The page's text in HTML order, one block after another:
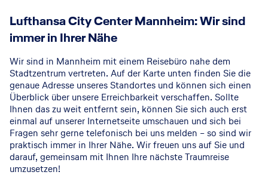
Lufthansa City Center Mannheim: Wir sind
immer in Ihrer Nähe
Wir sind in Mannheim mit einem Reisebüro nahe dem
Stadtzentrum vertreten. Auf der Karte unten finden Sie die
genaue Adresse unseres Standortes und können sich einen
Überblick über unsere Erreichbarkeit verschaffen. Sollte
Ihnen das zu weit entfernt sein, können Sie sich auch erst
einmal auf unserer Internetseite umschauen und sich bei
Fragen sehr gerne telefonisch bei uns melden – so sind wir
praktisch immer in Ihrer Nähe. Wir freuen uns auf Sie und
darauf, gemeinsam mit Ihnen Ihre nächste Traumreise
umzusetzen!